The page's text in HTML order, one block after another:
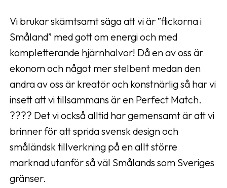
Vi brukar skämtsamt säga att vi är ”flickorna i
Småland” med gott om energi och med
kompletterande hjärnhalvor! Då en av oss är
ekonom och något mer stelbent medan den
andra av oss är kreatör och konstnärlig så har vi
insett att vi tillsammans är en Perfect Match.
???? Det vi också alltid har gemensamt är att vi
brinner för att sprida svensk design och
småländsk tillverkning på en allt större
marknad utanför så väl Smålands som Sveriges
gränser.